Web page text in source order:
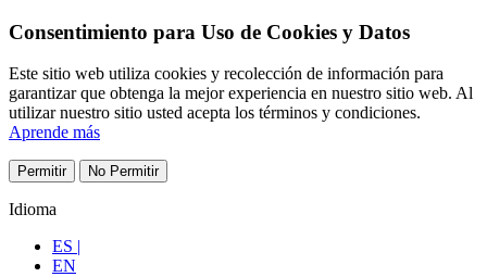
Consentimiento para Uso de Cookies y Datos
Este sitio web utiliza cookies y recolección de información para
garantizar que obtenga la mejor experiencia en nuestro sitio web. Al
utilizar nuestro sitio usted acepta los términos y condiciones.
Aprende más
Permitir No Permitir
Idioma
ES |
EN